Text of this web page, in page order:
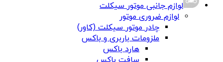
لوازم جانبی موتور سیکلت
لوازم ضروری موتور
چادر موتور سیکلت (کاور)
ملزومات باربری و باکس
هارد باکس